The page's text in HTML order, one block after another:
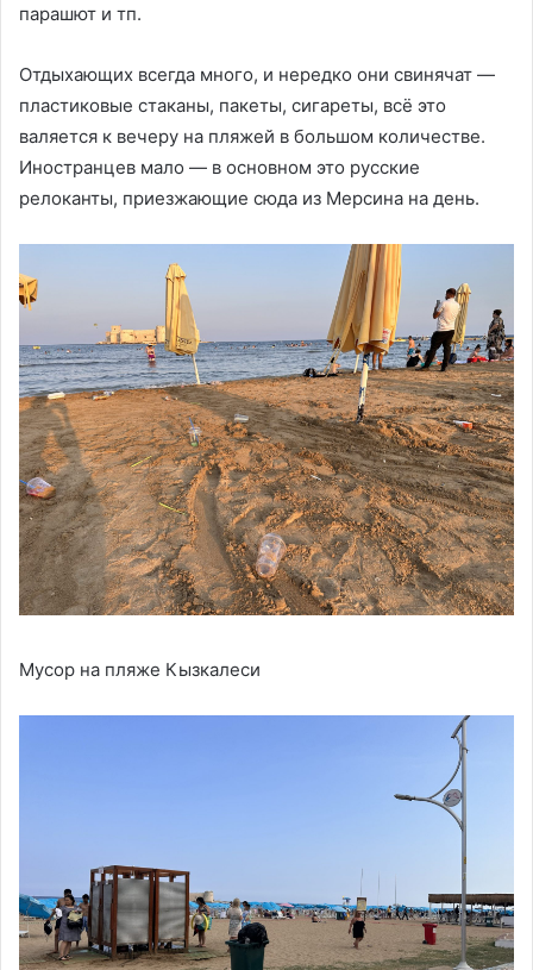
парашют и тп.
Отдыхающих всегда много, и нередко они свинячат —
пластиковые стаканы, пакеты, сигареты, всё это
валяется к вечеру на пляжей в большом количестве.
Иностранцев мало — в основном это русские
релоканты, приезжающие сюда из Мерсина на день.
Мусор на пляже Кызкалеси